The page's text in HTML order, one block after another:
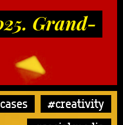
Grand-
#creativity